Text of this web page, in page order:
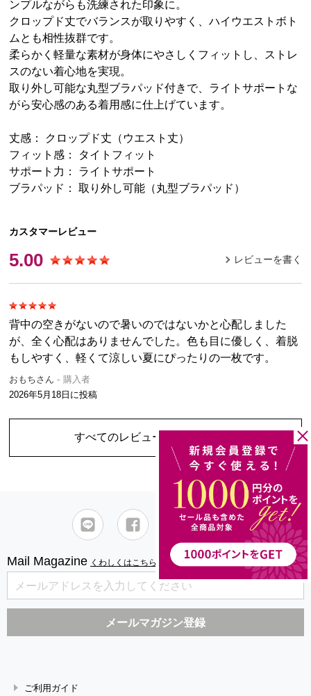
ンプルながらも洗練された印象に。
クロップド丈でバランスが取りやすく、ハイウエストボト
ムとも相性抜群です。
柔らかく軽量な素材が身体にやさしくフィットし、ストレ
スのない着心地を実現。
取り外し可能な丸型ブラパッド付きで、ライトサポートな
がら安心感のある着用感に仕上げています。
丈感： クロップド丈（ウエスト丈）
フィット感： タイトフィット
サポート力： ライトサポート
ブラパッド： 取り外し可能（丸型ブラパッド）
カスタマーレビュー
5.00 レビューを書く
背中の空きがないので暑いのではないかと心配しました
が、全く心配はありませんでした。色も目に優しく、着脱
もしやすく、軽くて涼しい夏にぴったりの一枚です。
おもちさん
購入者
2026年5月18日 に投稿
すべてのレビューを見る
Mail Magazine くわしくはこちら
ご利用ガイド